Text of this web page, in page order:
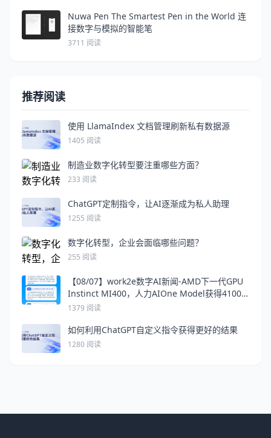
Nuwa Pen The Smartest Pen in the World 连
接数字与模拟的智能笔
3711 阅读
推荐阅读
使用 LlamaIndex 文档管理刷新私有数据源
1405 阅读
制造业数字化转型要注重哪些方面？
233 阅读
ChatGPT定制指令，让AI逐渐成为私人助理
1255 阅读
数字化转型，企业会面临哪些问题？
255 阅读
【08/07】work2e数字AI新闻-AMD下一代GPU
Instinct MI400，人力AIOne Model获得4100
万美元融资，Zoom允许对用户内容进行AI训练
1379 阅读
如何利用ChatGPT自定义指令获得更好的结果
1280 阅读